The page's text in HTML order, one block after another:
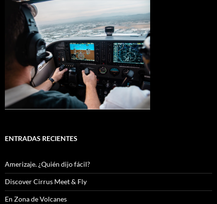
ENTRADAS RECIENTES
Amerizaje. ¿Quién dijo fácil?
Discover Cirrus Meet & Fly
En Zona de Volcanes